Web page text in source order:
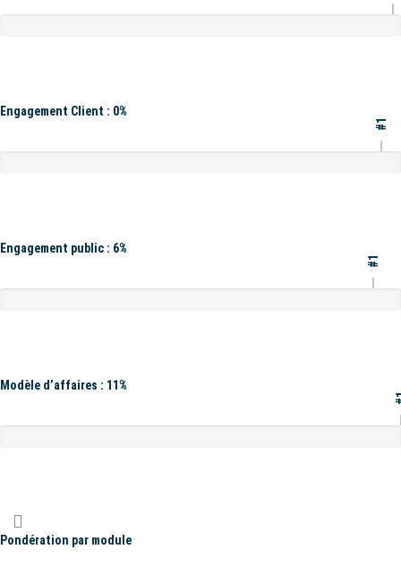
Engagement Client : 0%
#1
Engagement public : 6%
#1
Modèle d’affaires : 11%
Pondération par module